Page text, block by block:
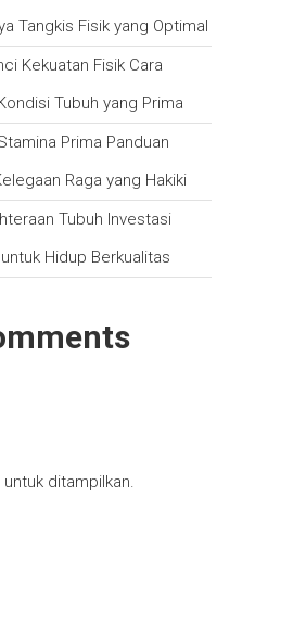
Tangkis Fisik yang Optimal
Kekuatan Fisik Cara
Tubuh yang Prima
Prima Panduan
Raga yang Hakiki
Tubuh Investasi
Hidup Berkualitas
ditampilkan.